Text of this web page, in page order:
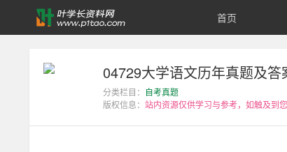
04729
语
首页
04729大学语文历年真题及答
分类栏目： 自考真题
版权信息： 站内资源仅供学习与参考，如触及到